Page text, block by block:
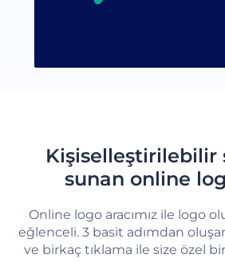
Kişiselleştirilebilir
sunan online
Online logo aracımız ile logo
eğlenceli. 3 basit adımdan
ve birkaç tıklama ile size özel